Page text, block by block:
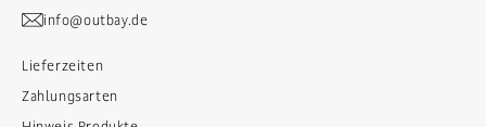
info@outbay.de
Lieferzeiten
Zahlungsarten